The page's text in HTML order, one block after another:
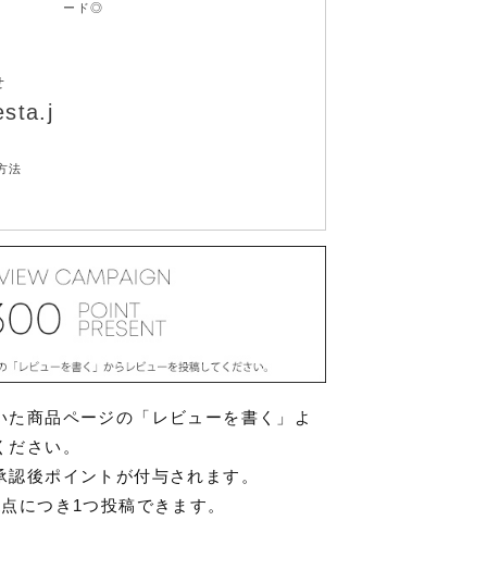
法
ード◎
商品ページの「レビューを書く」よ
さい。
後ポイントが付与されます。
につき1つ投稿できます。